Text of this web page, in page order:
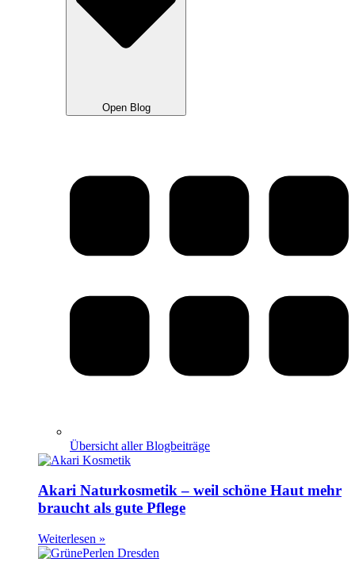
Open Blog
Übersicht aller Blogbeiträge
Akari Naturkosmetik – weil schöne Haut mehr
braucht als gute Pflege
Weiterlesen »